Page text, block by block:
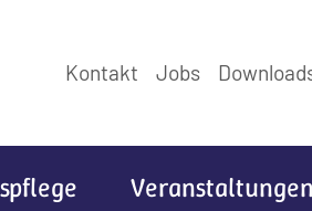
Kontakt Jobs
Veranstaltungen